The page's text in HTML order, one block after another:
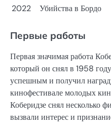
2022
Убийства в Бордо
Первые работы
Первая значимая работа
который он снял в 1958
успешным и получил
кинофестивале молодых
Коберидзе снял несколько
вызвали интерес и